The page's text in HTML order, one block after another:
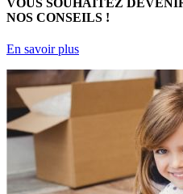
NOS CONSEILS !
En savoir plus